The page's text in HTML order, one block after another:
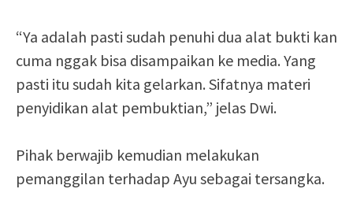
“Ya adalah pasti sudah penuhi dua alat bukti kan
cuma nggak bisa disampaikan ke media. Yang
pasti itu sudah kita gelarkan. Sifatnya materi
penyidikan alat pembuktian,” jelas Dwi.
Pihak berwajib kemudian melakukan
pemanggilan terhadap Ayu sebagai tersangka.